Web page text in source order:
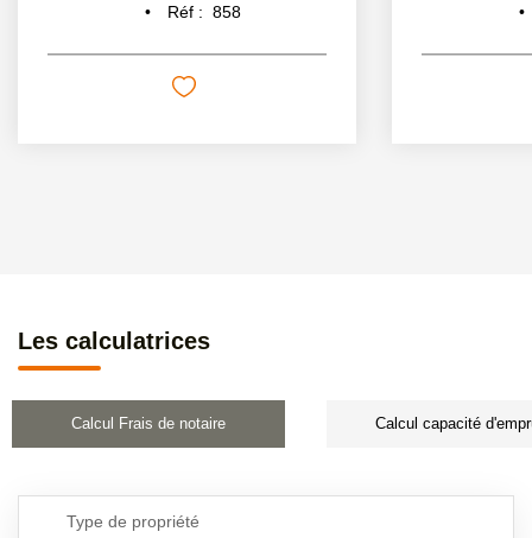
Réf : 858
Les calculatrices
Calcul Frais de notaire Calcul capacité